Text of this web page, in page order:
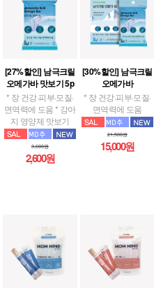
[27%할인] 남극크릴
오메가바 맛보기 5p
* 장 건강·피부·모질·
면역력에 도움 * 강아
지 영양제 맛보기
3,600원
2,600원
[30%할인] 남극크릴
오메가바
* 장 건강·피부·모질·
면역력에 도움
21,500원
15,000원